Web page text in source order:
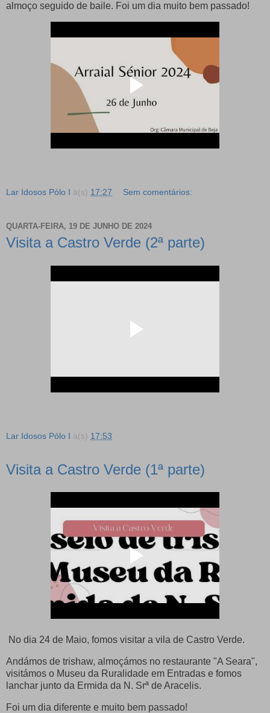
almoço seguido de baile. Foi um dia muito bem passado!
Lar Idosos Pólo I à(s) 17:27 Sem comentários:
QUARTA-FEIRA, 19 DE JUNHO DE 2024
Visita a Castro Verde (2ª parte)
Lar Idosos Pólo I à(s) 17:53
Visita a Castro Verde (1ª parte)
No dia 24 de Maio, fomos visitar a vila de Castro Verde.
Andámos de trishaw, almoçámos no restaurante "A Seara",
visitámos o Museu da Ruralidade em Entradas e fomos
lanchar junto da Ermida da N. Srª de Aracelis.
Foi um dia diferente e muito bem passado!